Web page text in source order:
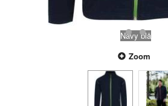
Navy blå
Zoom